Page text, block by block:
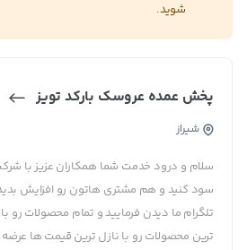
شوید.
پخش عمده عروسک بارکد تویز
شیراز
سلام و درود خدمت شما همکاران عزیز با
سود کنید و هم مشتری هاتون رو افزایش
تلگرام ما دیدن فرمایید و تمام محصولات رو
ترین محصولات رو با نازل ترین قیمت ها